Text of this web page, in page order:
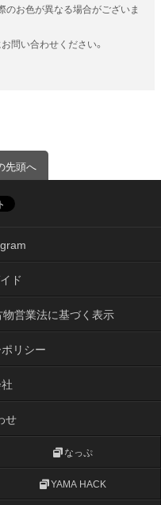
のお色が異なる場合がございま
問い合わせください。
先頭へ
ド
物営業法に基づく表示
リシー
せ
なっぷ
YAMA HACK